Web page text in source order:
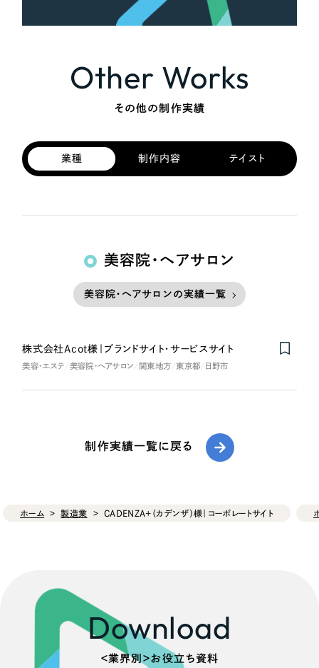
Other Works
その他の制作実績
業種 制作内容 テイスト
美容院・ヘアサロン
美容院・ヘアサロンの実績一覧
株式会社Acot様｜ブランドサイト・サービスサイト
美容・エステ 美容院・ヘアサロン 関東地方 東京都 日野市
制作実績一覧に戻る
ホーム 製造業 CADENZA+（カデンザ）様｜コーポレートサイト
Download
＜業界別＞お役立ち資料